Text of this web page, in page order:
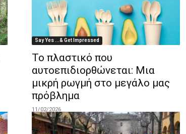
Say Yes ...& Get Impressed
Το πλαστικό που
αυτοεπιδιορθώνεται: Μια
μικρή ρωγμή στο μεγάλο μας
πρόβλημα
11/02/2026